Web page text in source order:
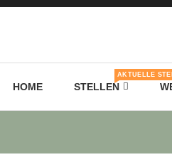
HOME STELLEN
AKTUELLE